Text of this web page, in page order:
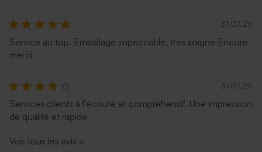
31.07.26
Service au top. Emballage impeccable, très soigné Encore
merci
31.07.26
Services clients à l’écoute et compréhensif. Une impression
de qualité et rapide
Voir tous les avis >